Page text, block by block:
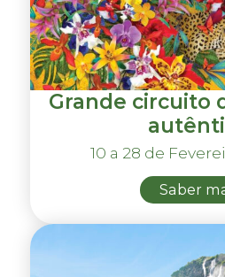
Grande circuito
10 a 28 de
Saber